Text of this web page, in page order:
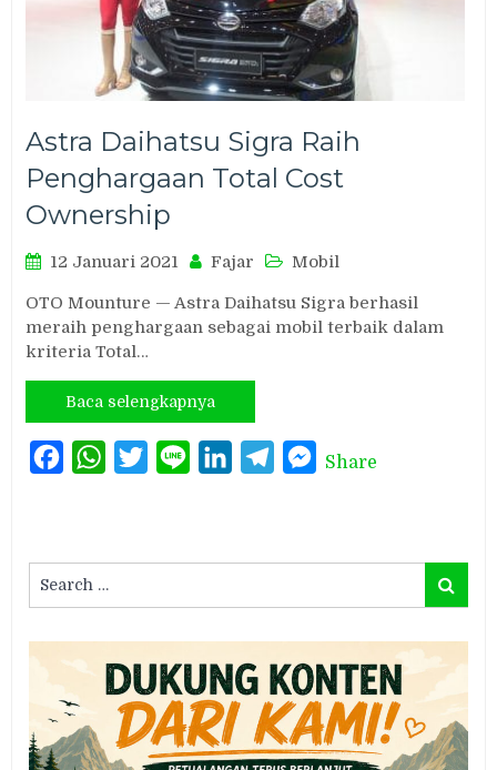
Astra Daihatsu Sigra Raih
Penghargaan Total Cost
Ownership
12 Januari 2021 Fajar Mobil
OTO Mounture — Astra Daihatsu Sigra berhasil
meraih penghargaan sebagai mobil terbaik dalam
kriteria Total…
Baca selengkapnya
FacebookWhatsAppTwitterLine LinkedInTelegramMessenger
Share
for:
Search